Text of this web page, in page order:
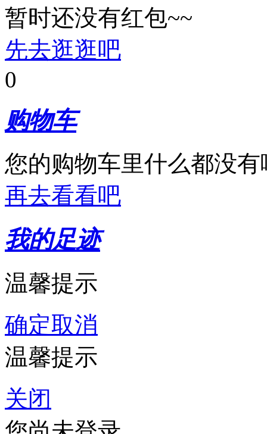
暂时还没有红包~~
先去逛逛吧
0
购物车
您的购物车里什么都没有
再去看看吧
我的足迹
温馨提示
确定取消
温馨提示
关闭